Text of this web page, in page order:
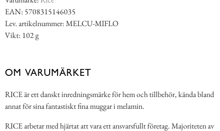
EAN: 5708315146035
Lev. artikelnummer: MELCU-MIFLO
Vikt: 102 g
OM VARUMÄRKET
RICE är ett danskt inredningsmärke för hem och tillbehör, kända bland
annat för sina fantastiskt fina muggar i melamin.
RICE arbetar med hjärtat att vara ett ansvarsfullt företag. Majoriteten av